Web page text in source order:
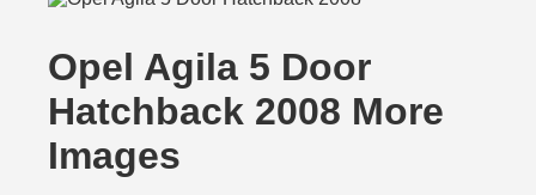
Opel Agila 5 Door
Hatchback 2008 More
Images